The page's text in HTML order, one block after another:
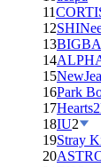
11
12
13
14
15
16Park
17
18IU2
19Stray
20